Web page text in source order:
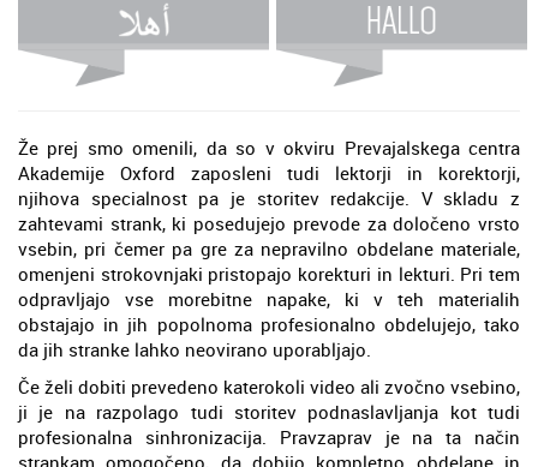
Že prej smo omenili, da so v okviru Prevajalskega centra
Akademije Oxford zaposleni tudi lektorji in korektorji,
njihova specialnost pa je storitev redakcije. V skladu z
zahtevami strank, ki posedujejo prevode za določeno vrsto
vsebin, pri čemer pa gre za nepravilno obdelane materiale,
omenjeni strokovnjaki pristopajo korekturi in lekturi. Pri tem
odpravljajo vse morebitne napake, ki v teh materialih
obstajajo in jih popolnoma profesionalno obdelujejo, tako
da jih stranke lahko neovirano uporabljajo.
Če želi dobiti prevedeno katerokoli video ali zvočno vsebino,
ji je na razpolago tudi storitev podnaslavljanja kot tudi
profesionalna sinhronizacija. Pravzaprav je na ta način
strankam omogočeno, da dobijo kompletno obdelane in